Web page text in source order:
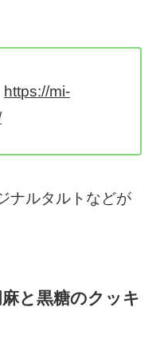
https://mi-
ナルタルトなどが
と黒糖のクッキ